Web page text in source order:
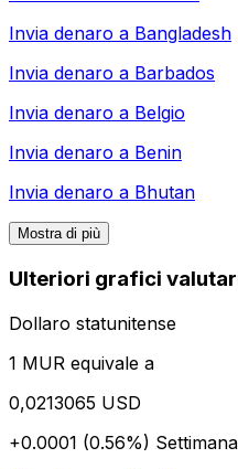
Invia denaro a Bangladesh
Invia denaro a Barbados
Invia denaro a Belgio
Invia denaro a Benin
Invia denaro a Bhutan
Mostra di più
Ulteriori grafici
Dollaro statunitense
1 MUR equivale a
0,0213065 USD
+0.0001 (0.56%)